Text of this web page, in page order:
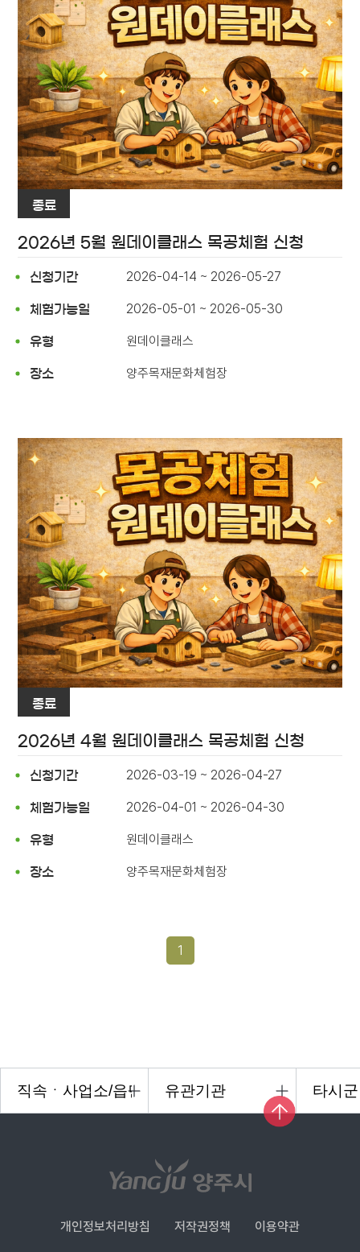
종료
2026년 5월 원데이클래스 목공체험 신청
신청기간 2026-04-14 ~ 2026-05-27
체험가능일 2026-05-01 ~ 2026-05-30
유형 원데이클래스
장소 양주목재문화체험장
종료
2026년 4월 원데이클래스 목공체험 신청
신청기간 2026-03-19 ~ 2026-04-27
체험가능일 2026-04-01 ~ 2026-04-30
유형 원데이클래스
장소 양주목재문화체험장
1
개인정보처리방침 저작권정책 이용약관